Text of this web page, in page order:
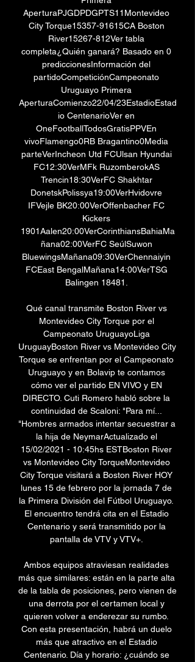
AperturaPJGDPDGPTS11Montevideo
City Torque15357-91615CA Boston
River15267-812Ver tabla
completa¿Quién ganará? Basado en 0
prediccionesInformación del
partidoCompeticiónCampeonato
Uruguayo Primera
AperturaComienzo22/04/23EstadioEstad
io CentenarioVer en
OneFootballTodosGratisPPVEn
vivoFlamengo0RB Bragantino0Media
parteVerIncheon Utd FCUlsan Hyundai
FC12:30VerMFk RuzomberokAS
Trencin18:30VerFC Shakhtar
DonetskPolissya19:00VerHvidovre
IFVejle BK20:00VerOffenbacher FC
Kickers
1901Aalen20:00VerCorinthiansBahiaMa
ñana02:00VerFC SeúlSuwon
BluewingsMañana09:30VerChennaiyin
FCEast BengalMañana14:00VerTSG
Balingen 18481.
Qué canal transmite Boston River vs
Montevideo City Torque por el
Campeonato UruguayoLiga
UruguayBoston River vs Montevideo City
Torque se enfrentan por el Campeonato
Uruguayo y en Bolavip te contamos
cómo ver el partido EN VIVO y EN
DIRECTO. Cuti Romero habló sobre la
continuidad de Scaloni: "Para mí...
"Hombres armados intentar secuestrar a
la hija de NeymarActualizado el
15/02/2021 - 10:45hs ESTBoston River
vs Montevideo City TorqueMontevideo
City Torque visitará a Boston River HOY
lunes 15 de febrero por la jornada 7 de
la Primera División del Fútbol Uruguayo.
El encuentro tendrá cita en el Estadio
Centenario y será transmitido por la
pantalla de VTV y VTV+.
Ambos equipos atraviesan realidades
más que similares: están en la parte alta
de la tabla de posiciones, pero vienen de
una derrota por el certamen local y
quieren volver a enderezar su rumbo.
Con esta presentación, habrá un duelo
más que atractivo en el Estadio
Centenario. Día y horario: ¿cuándo se